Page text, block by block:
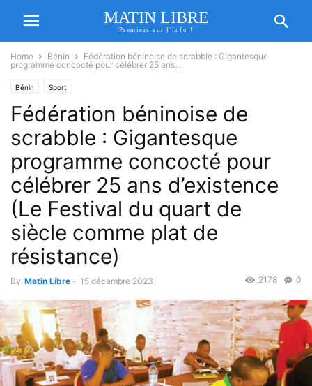
MATIN LIBRE
Premiers sur l'info !
Home Bénin
Fédération béninoise de scrabble : Gigantesque
programme concocté pour célébrer 25 ans...
Bénin Sport
Fédération béninoise de
scrabble : Gigantesque
programme concocté pour
célébrer 25 ans d’existence
(Le Festival du quart de
siècle comme plat de
résistance)
By Matin Libre - 15 décembre 2023 0
2178